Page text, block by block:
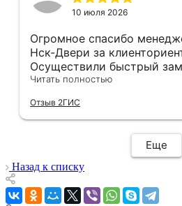
10 июля 2026
Огромное спасибо
Нск-Двери за
Осуществили быстрый
оказались в наличии. По
компанию, где я могу
меня интервал времени, а
день🙏 Не могу не
монтаж дверей, спасибо
его труд!!!
Читать полностью
Отзыв 2ГИС
Еще
Назад к списку